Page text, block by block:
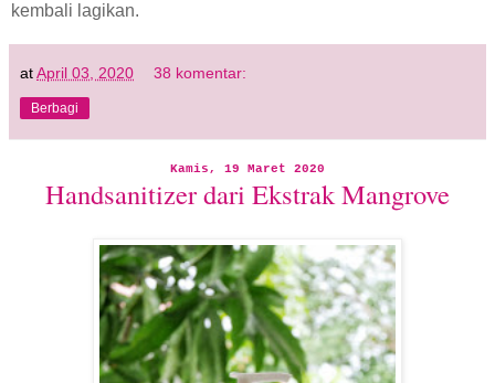
kembali lagikan.
atApril 03, 2020 38 komentar:
Berbagi
Kamis, 19 Maret 2020
Handsanitizer dari Ekstrak Mangrove